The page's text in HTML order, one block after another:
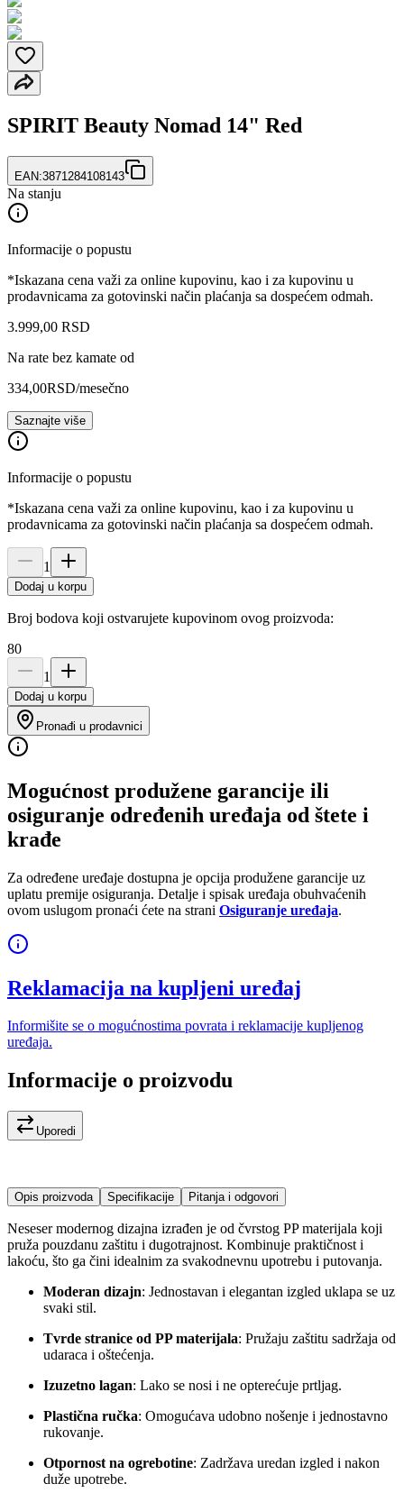
SPIRIT Beauty Nomad 14" Red
EAN:3871284108143
Na stanju
Informacije o popustu
*Iskazana cena važi za online kupovinu, kao i za kupovinu u
prodavnicama za gotovinski način plaćanja sa dospećem odmah.
3.999,00 RSD
Na rate bez kamate od
334,00RSD/mesečno
Saznajte više
Informacije o popustu
*Iskazana cena važi za online kupovinu, kao i za kupovinu u
prodavnicama za gotovinski način plaćanja sa dospećem odmah.
1
Dodaj u korpu
Broj bodova koji ostvarujete kupovinom ovog proizvoda:
80
1
Dodaj u korpu
Pronađi u prodavnici
Mogućnost produžene garancije ili
osiguranje određenih uređaja od štete i
krađe
Za određene uređaje dostupna je opcija produžene garancije uz
uplatu premije osiguranja. Detalje i spisak uređaja obuhvaćenih
ovom uslugom pronaći ćete na strani Osiguranje uređaja.
Reklamacija na kupljeni uređaj
Informišite se o mogućnostima povrata i reklamacije kupljenog
uređaja.
Informacije o proizvodu
Uporedi
Opis proizvoda Specifikacije Pitanja i odgovori
Neseser modernog dizajna izrađen je od čvrstog PP materijala koji
pruža pouzdanu zaštitu i dugotrajnost. Kombinuje praktičnost i
lakoću, što ga čini idealnim za svakodnevnu upotrebu i putovanja.
Moderan dizajn: Jednostavan i elegantan izgled uklapa se uz
svaki stil.
Tvrde stranice od PP materijala: Pružaju zaštitu sadržaja od
udaraca i oštećenja.
Izuzetno lagan: Lako se nosi i ne opterećuje prtljag.
Plastična ručka: Omogućava udobno nošenje i jednostavno
rukovanje.
Otpornost na ogrebotine: Zadržava uredan izgled i nakon
duže upotrebe.